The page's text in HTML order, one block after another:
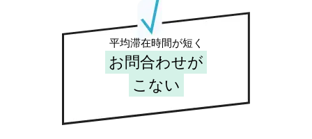
平均滞在時間が短く
お問合わせが
こない